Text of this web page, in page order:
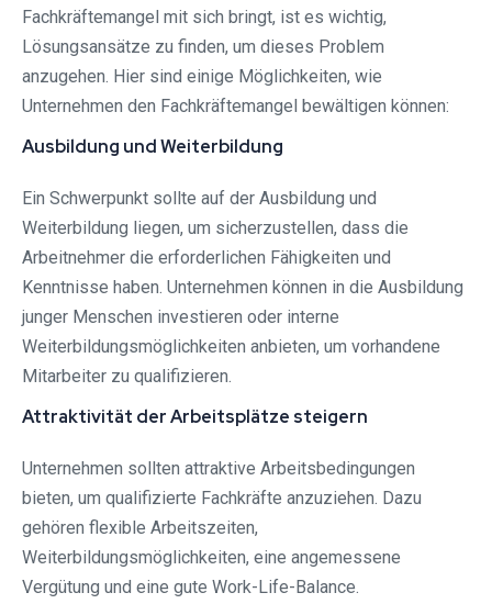
Fachkräftemangel mit sich bringt, ist es wichtig,
Lösungsansätze zu finden, um dieses Problem
anzugehen. Hier sind einige Möglichkeiten, wie
Unternehmen den Fachkräftemangel bewältigen können:
Ausbildung und Weiterbildung
Ein Schwerpunkt sollte auf der Ausbildung und
Weiterbildung liegen, um sicherzustellen, dass die
Arbeitnehmer die erforderlichen Fähigkeiten und
Kenntnisse haben. Unternehmen können in die Ausbildung
junger Menschen investieren oder interne
Weiterbildungsmöglichkeiten anbieten, um vorhandene
Mitarbeiter zu qualifizieren.
Attraktivität der Arbeitsplätze steigern
Unternehmen sollten attraktive Arbeitsbedingungen
bieten, um qualifizierte Fachkräfte anzuziehen. Dazu
gehören flexible Arbeitszeiten,
Weiterbildungsmöglichkeiten, eine angemessene
Vergütung und eine gute Work-Life-Balance.